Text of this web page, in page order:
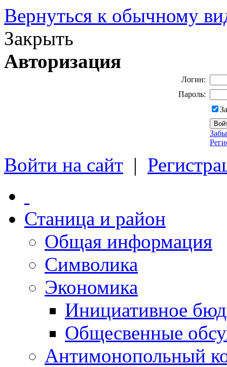
Вернуться к обычному
Закрыть
Авторизация
Логин:
Пароль:
Войти на сайт |
Станица и район
Общая информация
Символика
Экономика
Инициативное
Общесвенные
Антимонопольный